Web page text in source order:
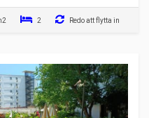
2 Redo att flytta in